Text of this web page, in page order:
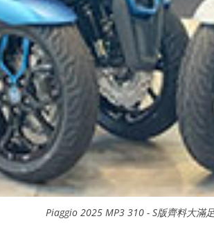
Piaggio 2025 MP3 310 - S版齊料大滿